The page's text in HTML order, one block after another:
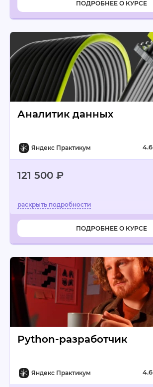
ПОДРОБНЕЕ О КУРСЕ
Аналитик данных
Яндекс Практикум 4.6
121 500 ₽
ПОДРОБНЕЕ О КУРСЕ
Python-разработчик
Яндекс Практикум 4.6